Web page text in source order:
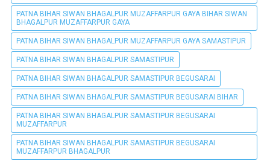
PATNA BIHAR SIWAN BHAGALPUR MUZAFFARPUR GAYA BIHAR SIWAN
BHAGALPUR MUZAFFARPUR GAYA
PATNA BIHAR SIWAN BHAGALPUR MUZAFFARPUR GAYA SAMASTIPUR
PATNA BIHAR SIWAN BHAGALPUR SAMASTIPUR
PATNA BIHAR SIWAN BHAGALPUR SAMASTIPUR BEGUSARAI
PATNA BIHAR SIWAN BHAGALPUR SAMASTIPUR BEGUSARAI BIHAR
PATNA BIHAR SIWAN BHAGALPUR SAMASTIPUR BEGUSARAI
MUZAFFARPUR
PATNA BIHAR SIWAN BHAGALPUR SAMASTIPUR BEGUSARAI
MUZAFFARPUR BHAGALPUR